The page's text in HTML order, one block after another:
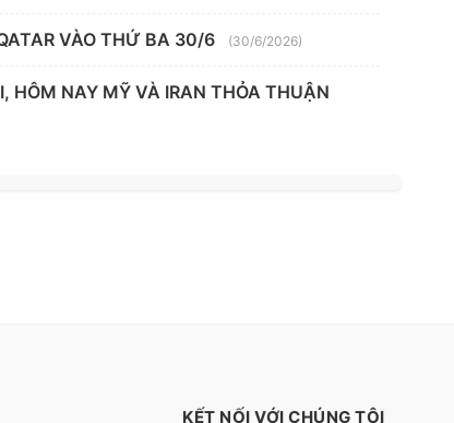
VÀO THỨ BA 30/6 (30/6/2026)
HÔM NAY MỸ VÀ IRAN THỎA THUẬN
KẾT NỐI VỚI CHÚNG TÔI